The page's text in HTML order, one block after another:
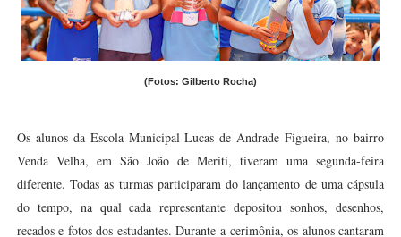
(Fotos: Gilberto Rocha)
Os alunos da Escola Municipal Lucas de Andrade Figueira, no bairro
Venda Velha, em São João de Meriti, tiveram uma segunda-feira
diferente. Todas as turmas participaram do lançamento de uma cápsula
do tempo, na qual cada representante depositou sonhos, desenhos,
recados e fotos dos estudantes. Durante a cerimônia, os alunos cantaram